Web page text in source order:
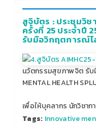
สูจิบัตร : ประชุมวิ
ครั้งที่ 25 ประจำปี
รับมือวิกฤตการณ์โ
นวัตกรรมสุขภาพจิต รับ
MENTAL HEALTH
เพื่อให้บุคลากร นักวิชาก
Tags: Innovative